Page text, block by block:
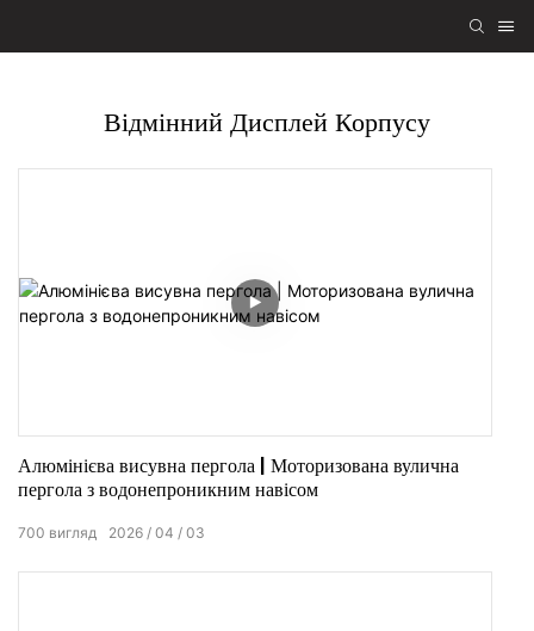
Відмінний Дисплей Корпусу
Алюмінієва висувна пергола | Моторизована вулична
пергола з водонепроникним навісом
2026 04 03
700 вигляд